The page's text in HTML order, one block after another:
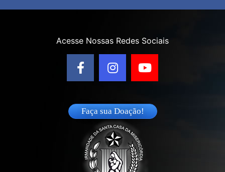
Acesse Nossas Redes Sociais
Faça sua Doação!